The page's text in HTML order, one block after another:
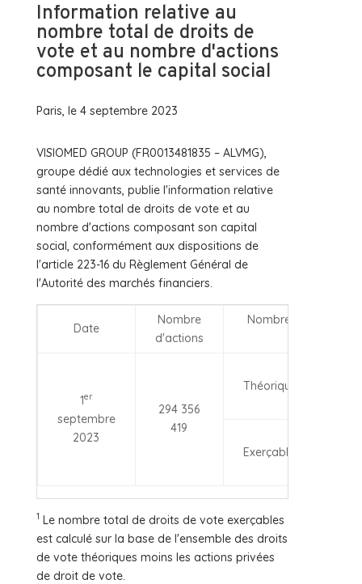
Information relative au
nombre total de droits de
vote et au nombre d'actions
composant le capital social
Paris, le 4 septembre 2023
VISIOMED GROUP (FR0013481835 – ALVMG),
groupe dédié aux technologies et services de
santé innovants, publie l'information relative
au nombre total de droits de vote et au
nombre d'actions composant son capital
social, conformément aux dispositions de
l'article 223-16 du Règlement Général de
l'Autorité des marchés financiers.
Date
Nombre
d'actions
Nombre de droits de
1er
septembre
2023
294 356
419
Théoriques
Exerçables
1 Le nombre total de droits de vote exerçables
est calculé sur la base de l'ensemble des droits
de vote théoriques moins les actions privées
de droit de vote.